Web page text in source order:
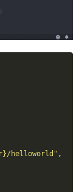
helloworld" ,